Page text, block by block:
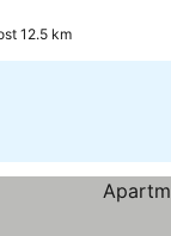
12.5 km